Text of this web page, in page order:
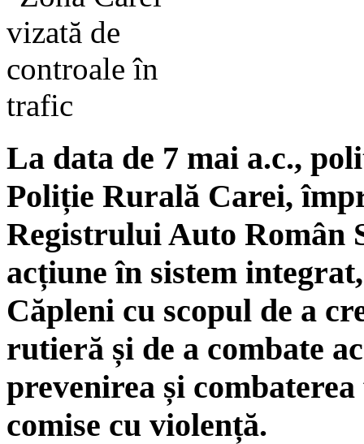
La data de 7 mai a.c.,
Poliție Rurală Carei,
Registrului Auto Român
acțiune în sistem
Căpleni cu scopul de a
rutieră și de a combate
prevenirea și
comise cu violență.